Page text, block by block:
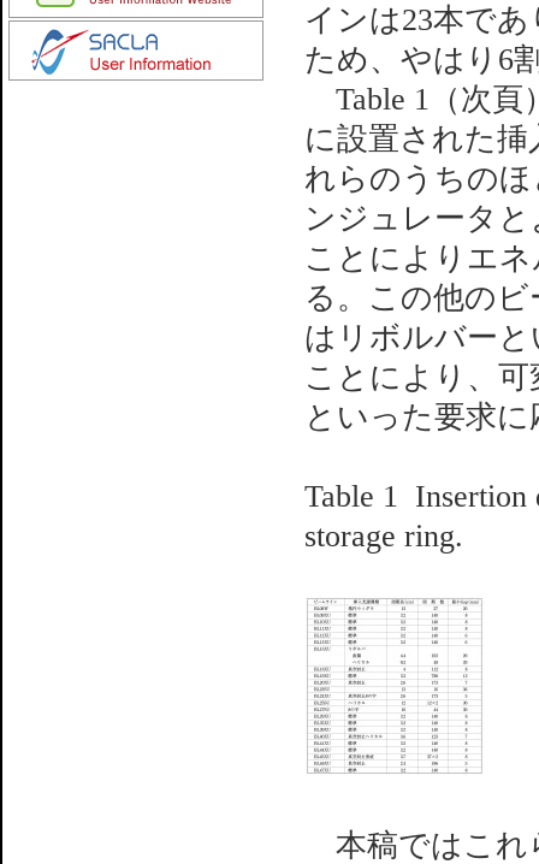
インは23本で
ため、やはり6
Table 1（次頁
に設置された
れらのうちのほ
ンジュレータ
ことによりエ
る。この他の
はリボルバー
ことにより、
といった要求
Table 1 Insertion
storage ring.
本稿ではこれ